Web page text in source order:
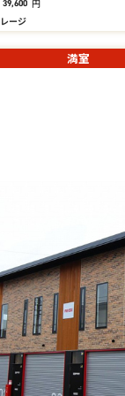
39,600 円
ージ
満室